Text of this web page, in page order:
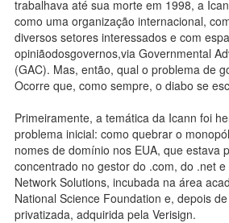
trabalhava até sua morte em 1998, a
como uma organização internacional,
diversos setores interessados e com
opiniãodosgovernos,via Governmental
(GAC). Mas, então, qual o problema de
Ocorre que, como sempre, o diabo se
Primeiramente, a temática da Icann foi
problema inicial: como quebrar o
nomes de domínio nos EUA, que estava
concentrado no gestor do .com, do .net
Network Solutions, incubada na área
National Science Foundation e, depois
privatizada, adquirida pela Verisign.